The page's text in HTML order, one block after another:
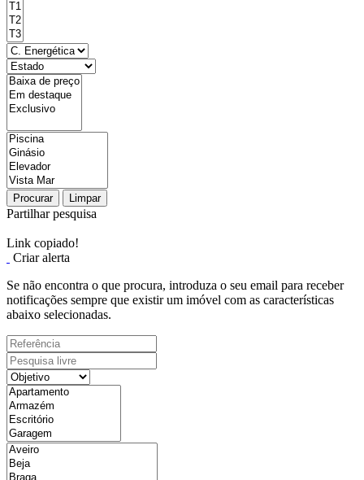
Procurar Limpar
Partilhar pesquisa
Link copiado!
Criar alerta
Se não encontra o que procura, introduza o seu email para receber
notificações sempre que existir um imóvel com as características
abaixo selecionadas.